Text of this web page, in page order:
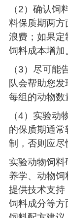
（2）确认饲
料保质期两
浪费；如果
饲料成本增加
（3）尽可能
队会帮助您
每组的动物数
（4）实验动
的保质期通
制，否则应尽
实验动物饲
养学、动物
提供技术支持
饲料成分等